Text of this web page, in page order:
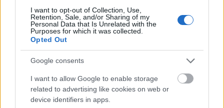
I want to opt-out of Collection, Use,
Retention, Sale, and/or Sharing of my
Personal Data that Is Unrelated with the
Purposes for which it was collected.
Opted Out
Google consents
I want to allow Google to enable storage
related to advertising like cookies on web or
device identifiers in apps.
Watch this video on YouTube
Πρόσβαση:
Η παραλία βρίσκεται στην περιοχή μεταξύ